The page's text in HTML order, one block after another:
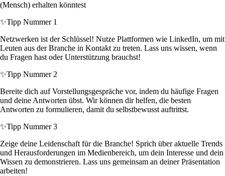
(Mensch) erhalten könntest
✨Tipp Nummer 1
Netzwerken ist der Schlüssel! Nutze Plattformen wie LinkedIn, um mit
Leuten aus der Branche in Kontakt zu treten. Lass uns wissen, wenn
du Fragen hast oder Unterstützung brauchst!
✨Tipp Nummer 2
Bereite dich auf Vorstellungsgespräche vor, indem du häufige Fragen
und deine Antworten übst. Wir können dir helfen, die besten
Antworten zu formulieren, damit du selbstbewusst auftrittst.
✨Tipp Nummer 3
Zeige deine Leidenschaft für die Branche! Sprich über aktuelle Trends
und Herausforderungen im Medienbereich, um dein Interesse und dein
Wissen zu demonstrieren. Lass uns gemeinsam an deiner Präsentation
arbeiten!